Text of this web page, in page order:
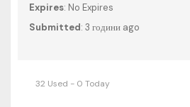
Expires: No Expires
Submitted: 3 години ago
32 Used - 0 Today